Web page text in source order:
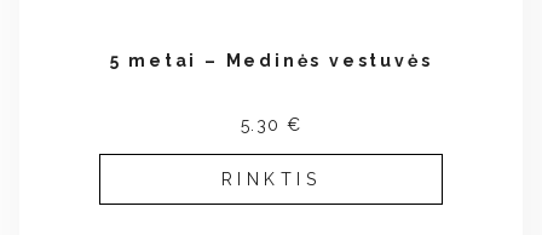
5 metai – Medinės vestuvės
5.30 €
RINKTIS